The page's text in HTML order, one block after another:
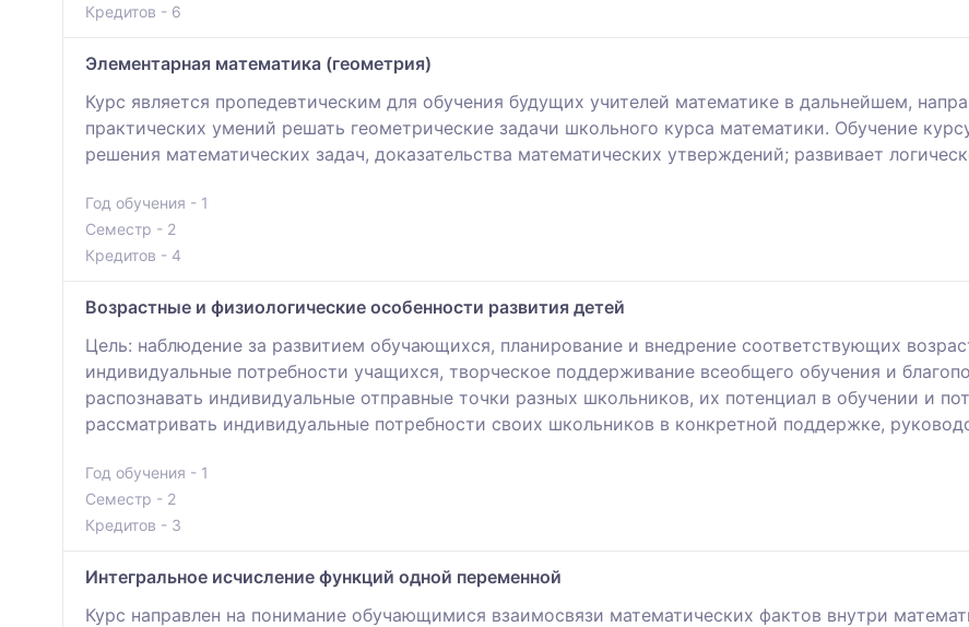
Кредитов - 6
Элементарная математика (геометрия)
Курс является пропедевтическим для обучения будущих учителей математике в дальнейшем,
практических умений решать геометрические задачи школьного курса математики. Обучение
решения математических задач, доказательства математических утверждений; развивает
Год обучения - 1
Семестр - 2
Кредитов - 4
Возрастные и физиологические особенности развития детей
Цель: наблюдение за развитием обучающихся, планирование и внедрение соответствующих
индивидуальные потребности учащихся, творческое поддерживание всеобщего обучения и
распознавать индивидуальные отправные точки разных школьников, их потенциал в обучении и
рассматривать индивидуальные потребности своих школьников в конкретной поддержке,
Год обучения - 1
Семестр - 2
Кредитов - 3
Интегральное исчисление функций одной переменной
Курс направлен на понимание обучающимися взаимосвязи математических фактов внутри